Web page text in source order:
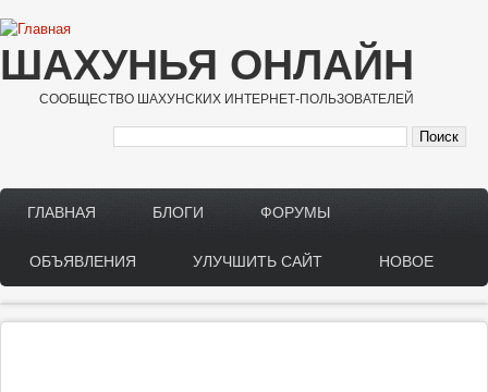
Перейти к основному содержанию
ШАХУНЬЯ ОНЛАЙН
СООБЩЕСТВО ШАХУНСКИХ ИНТЕРНЕТ-ПОЛЬЗОВАТЕЛЕЙ
Main menu
ГЛАВНАЯ БЛОГИ ФОРУМЫ
ОБЪЯВЛЕНИЯ УЛУЧШИТЬ САЙТ НОВОЕ